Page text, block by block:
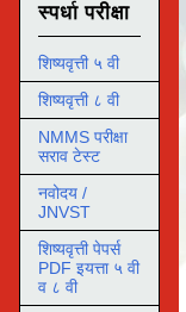
स्पर्धा परीक्षा
शिष्यवृत्ती ५ वी
शिष्यवृत्ती ८ वी
NMMS परीक्षा
सराव टेस्ट
नवोदय /
JNVST
शिष्यवृत्ती पेपर्स
PDF इयत्ता ५ वी
व ८ वी